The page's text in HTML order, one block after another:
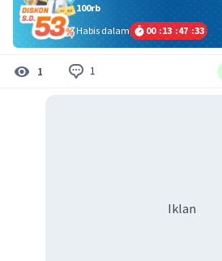
100rb
Habis dalam
00 :13 :47 :33
1 1
Iklan